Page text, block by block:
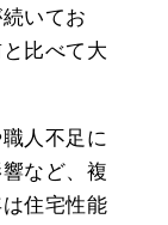
いてお
比べて大
人不足に
など、複
住宅性能